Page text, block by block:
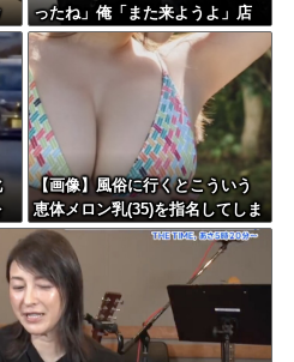
ったね」俺「また来ようよ」店
員「お会計2380円になりまー
す」→その後『こう』なったん
だが俺悪くないよ
な？？？？？？？？
【画像】風俗に行くとこういう
恵体メロン乳(35)を指名してしま
う奴wwwww